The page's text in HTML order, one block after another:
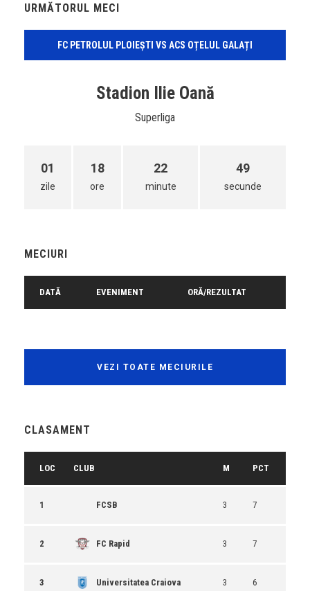
URMĂTORUL MECI
FC PETROLUL PLOIEȘTI VS ACS OȚELUL GALAȚI
Stadion Ilie Oană
Superliga
01
zile
18
ore
22
minute
49
secunde
MECIURI
DATĂ EVENIMENT ORĂ/REZULTAT
VEZI TOATE MECIURILE
CLASAMENT
LOC CLUB M PCT
1 FCSB 3 7
2 FC Rapid 3 7
3 Universitatea Craiova 3 6